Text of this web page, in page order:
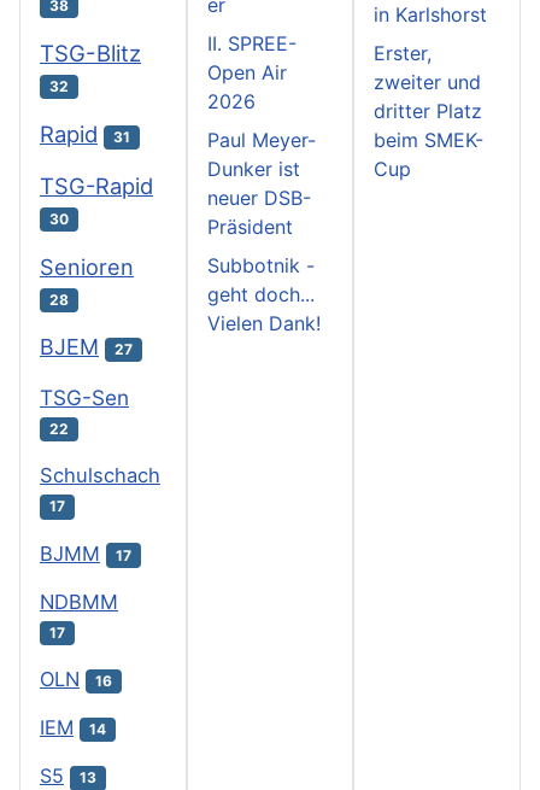
38
TSG-Blitz
32
Rapid 31
TSG-Rapid
30
Senioren
28
BJEM 27
TSG-Sen
22
Schulschach
17
BJMM 17
NDBMM
17
OLN 16
IEM 14
S5 13
II. SPREE-
Open Air
2026
Paul Meyer-
Dunker ist
neuer DSB-
Präsident
Subbotnik -
geht doch...
Vielen Dank!
in Karlshorst
Erster,
zweiter und
dritter Platz
beim SMEK-
Cup